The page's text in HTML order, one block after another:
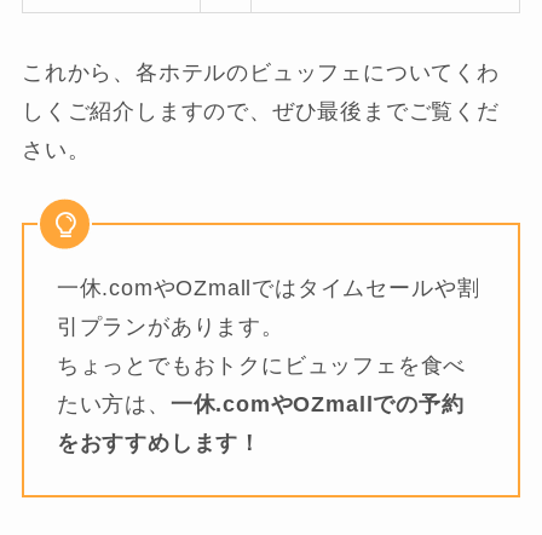
これから、各ホテルのビュッフェについてくわ
しくご紹介しますので、ぜひ最後までご覧くだ
さい。
一休.comやOZmallではタイムセールや割
引プランがあります。
ちょっとでもおトクにビュッフェを食べ
たい方は、 一休.comやOZmallでの予約
をおすすめします！